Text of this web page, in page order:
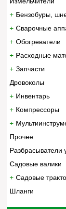
Бензобуры,
Сварочные
Обогреватели
Расходные
Запчасти
Дровоколы
Инвентарь
Компрессоры
Прочее
Разбрасыватели
Садовые валики
Садовые
Шланги